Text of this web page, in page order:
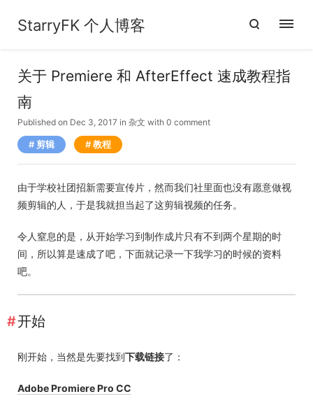
StarryFK 个人博客
关于 Premiere 和 AfterEffect 速成教程指
南
Published on Dec 3, 2017 in 杂文 with 0 comment
剪辑 教程
由于学校社团招新需要宣传片，然而我们社里面也没有愿意做视
频剪辑的人，于是我就担当起了这剪辑视频的任务。
令人窒息的是，从开始学习到制作成片只有不到两个星期的时
间，所以算是速成了吧，下面就记录一下我学习的时候的资料
吧。
开始
刚开始，当然是先要找到下载链接了：
Adobe Promiere Pro CC